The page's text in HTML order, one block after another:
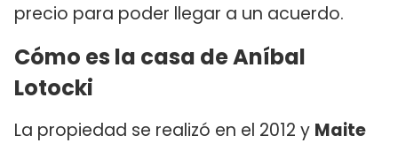
precio para poder llegar a un acuerdo.
Cómo es la casa de Aníbal
Lotocki
La propiedad se realizó en el 2012 y Maite